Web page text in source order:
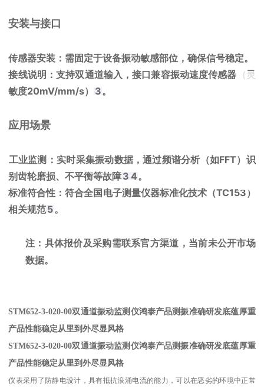
安装与接口
传感器安装 ‌：需固定于设备振动敏感部位，确保信号稳定。
接线说明 ‌：支持双通道输入，接口兼容振动速度传感器（灵
敏度20mV/mm/s）‌ 3 。
应用场景
工业监测 ‌：实时采集振动数据，通过频谱分析（如FFT）识
别齿轮磨损、不平衡等故障‌3 4。
标准符合性 ‌：符合全国电子测量仪器标准化技术（TC153）
相关规范‌5 。
注：具体报价及采购需联系官方渠道，当前未公开市场
数据。
STM652-3-020-00双通道振动监测仪鸿泰产品测振准确研发底蕴厚重
产品性能稳定从里到外尽显风格
STM652-3-020-00双通道振动监测仪鸿泰产品测振准确研发底蕴厚重
产品性能稳定从里到外尽显风格
仪表采用了防静电设计，具有抵抗浪涌电流的能力，可以在恶劣的环境中正常